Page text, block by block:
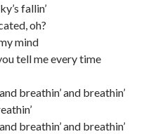
fallin’
oh?
mind
tell me every time
breathin’ and breathin’
breathin’ and breathin’